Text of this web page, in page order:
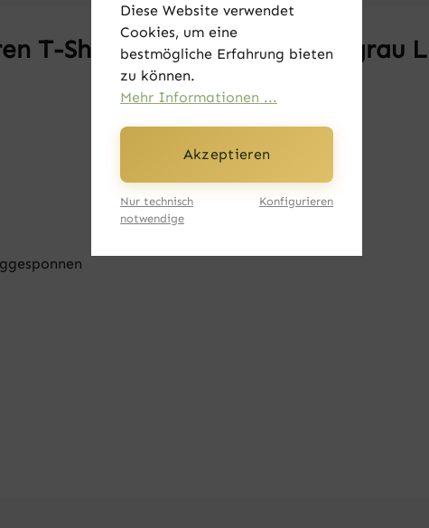
T-Shirt - Logo neongrün - grau
Diese Website verwendet
Cookies, um eine
bestmögliche Erfahrung bieten
zu können.
Mehr Informationen ...
Akzeptieren
Nur technisch
notwendige
Konfigurieren